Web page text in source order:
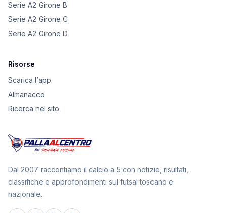
Serie A2 Girone B
Serie A2 Girone C
Serie A2 Girone D
Risorse
Scarica l’app
Almanacco
Ricerca nel sito
Dal 2007 raccontiamo il calcio a 5 con notizie, risultati,
classifiche e approfondimenti sul futsal toscano e
nazionale.